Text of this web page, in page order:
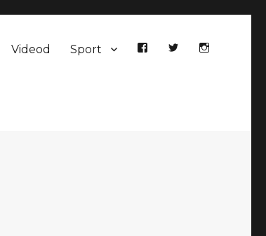
Videod Sport